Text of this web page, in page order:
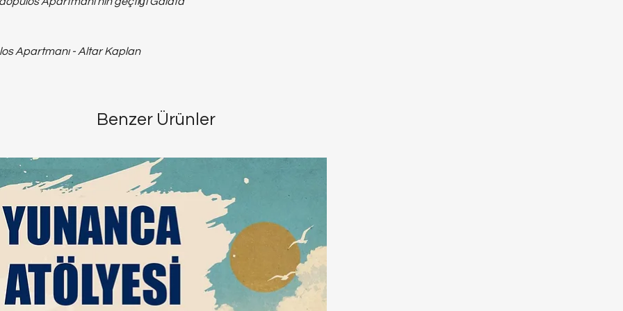
Apartmanı - Altar Kaplan
Benzer Ürünler